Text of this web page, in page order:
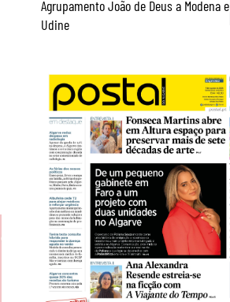
Agrupamento João de Deus a Modena e
Udine